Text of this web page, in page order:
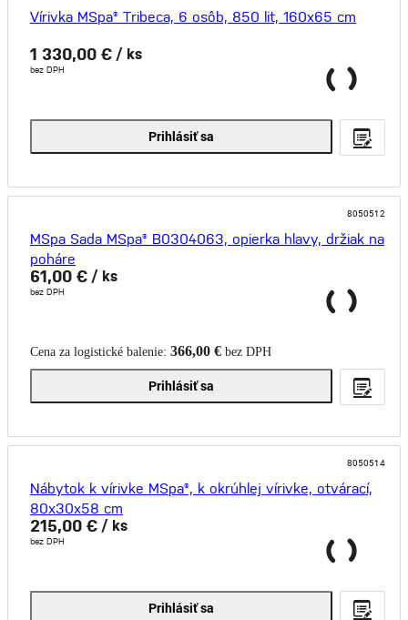
Vírivka MSpa® Tribeca, 6 osôb, 850 lit, 160x65 cm
1 330,00 € / ks
bez DPH
Prihlásiť sa
8050512
MSpa Sada MSpa® B0304063, opierka hlavy, držiak na
poháre
61,00 € / ks
bez DPH
Cena za logistické balenie: 366,00 € bez DPH
Prihlásiť sa
8050514
Nábytok k vírivke MSpa®, k okrúhlej vírivke, otvárací,
80x30x58 cm
215,00 € / ks
bez DPH
Prihlásiť sa